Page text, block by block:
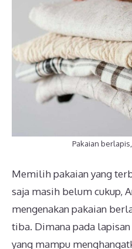
Pakaian
Memilih pakaian yang
saja masih belum cukup,
mengenakan pakaian
tiba. Dimana pada
yang mampu